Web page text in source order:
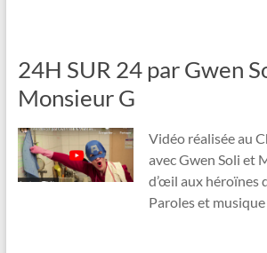
24H SUR 24 par Gwen
Monsieur G
Vidéo réalisée au
avec Gwen Soli et
d’œil aux héroïnes
Paroles et